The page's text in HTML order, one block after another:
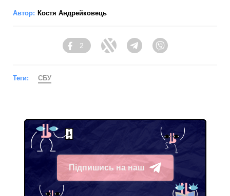
Автор: Костя Андрейковець
Facebook
2
Twitter Telegram
Теги: СБУ
Підпишись на наш
Telegram